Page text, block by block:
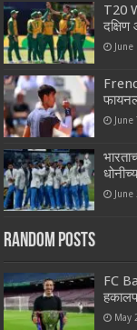
T20
Random Posts
FC
May